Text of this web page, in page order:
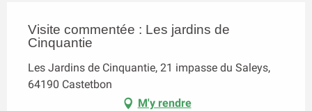
Visite commentée : Les jardins de
Cinquantie
Les Jardins de Cinquantie, 21 impasse du Saleys,
64190 Castetbon
M'y rendre